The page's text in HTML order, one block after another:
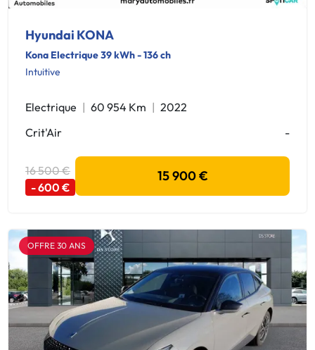
Hyundai KONA
Kona Electrique 39 kWh - 136 ch
Intuitive
Electrique 60 954 Km
2022
Crit'Air
-
16 500 €
- 600 €
15 900 €
OFFRE 30 ANS